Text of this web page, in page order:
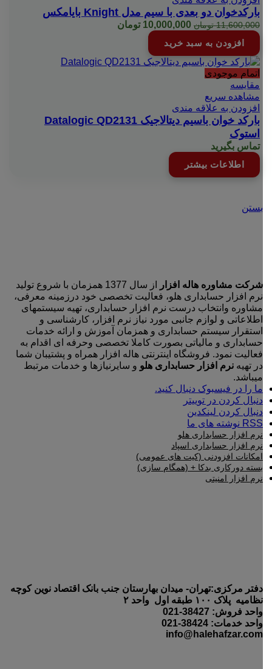
بارکدخوان دو بعدی با سیم مدل Knight بایامکس
11,600,000 تومان قیمت
بود.
10,000,000 تومان
افزودن به سبد خرید
اتمام موجودی
مقایسه
مشاهده سریع
افزودن به علاقه مندی
بارکد خوان باسیم دیتالاجیک Datalogic QD2131
استوک
تماس بگیرید
اطلاعات بیشتر
بستن
شرکت مشاوره هاله افزار
از سال 1377 همزمان با شروع تولید
نرم افزار حسابداری هلو، فعالیت تخصصی خود درزمینه معرفی،
مشاوره وانتخاب درست نرم افزار حسابداری، تهیه سیستمهای
اطلاعاتی و لوازم جانبی مورد نیاز نرم افزار، کارشناسی و
استقرار سیستم حسابداری و همزمان آموزش و ارائه خدمات
حسابداری و مالیاتی بصورت کاملا تخصصی وحرفه ای اقدام به
فعالیت نمود. فروشگاه اینترنتی هاله افزار همراه و پشتیبان شما
در تهیه نرم افزار حسابداری هلو و سایرنیازها و خدمات مرتبط
میباشد.
ما را در فیسبوک دنبال کنید.
دنبال کردن در توییتر
دنبال کردن لینکدین
RSS نوشته های ما
نرم افزار حسابداری هلو
نرم افزار حسابداری اسپاد
امکانات افزودنی (کیت های عمومی)
بسته دورکاری بدکا + (همگام سازی)
نرم افزار امنیتی
دفتر مرکزی:تهران- میدان بهارستان جنب بانک اقتصاد نوین کوچه
نظامیه پلاک ۱۰۰ طبقه اول واحد ۲
واحد فروش: 38427-021
واحد خدمات: 38424-021
info@halehafzar.com